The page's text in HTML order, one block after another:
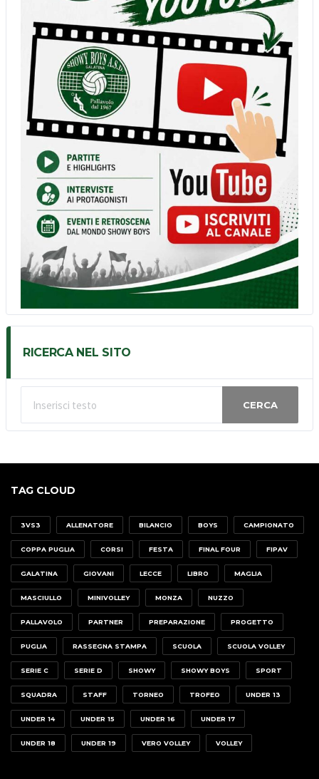
RICERCA NEL SITO
CERCA
TAG CLOUD
3VS3 ALLENATORE BILANCIO BOYS CAMPIONATO
COPPA PUGLIA CORSI FESTA FINAL FOUR FIPAV
GALATINA GIOVANI LECCE LIBRO MAGLIA
MASCIULLO MINIVOLLEY MONZA NUZZO
PALLAVOLO PARTNER PREPARAZIONE PROGETTO
PUGLIA RASSEGNA STAMPA SCUOLA SCUOLA VOLLEY
SERIE C SERIE D SHOWY SHOWY BOYS SPORT
SQUADRA STAFF TORNEO TROFEO UNDER 13
UNDER 14 UNDER 15 UNDER 16 UNDER 17
UNDER 18 UNDER 19 VERO VOLLEY VOLLEY